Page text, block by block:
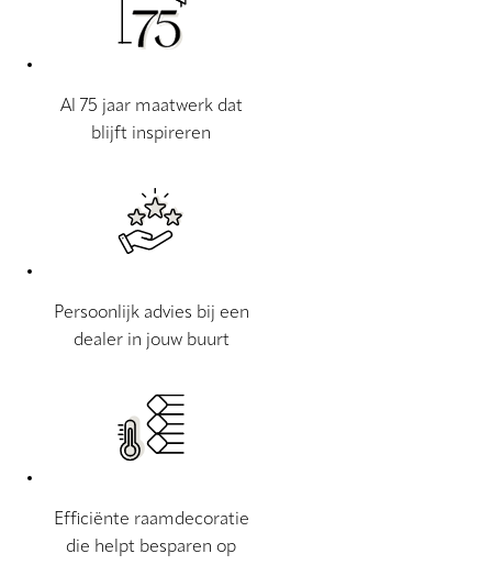
Al 75 jaar maatwerk dat
blijft inspireren
Persoonlijk advies bij een
dealer in jouw buurt
Efficiënte raamdecoratie
die helpt besparen op